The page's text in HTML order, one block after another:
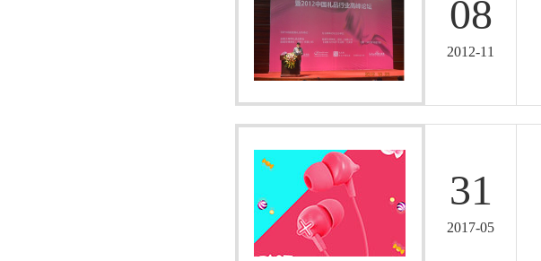
2012-11
08
2017-05
31